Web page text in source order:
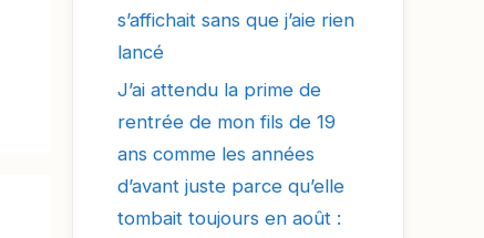
s’affichait sans que j’aie rien
lancé
J’ai attendu la prime de
rentrée de mon fils de 19
ans comme les années
d’avant juste parce qu’elle
tombait toujours en août :